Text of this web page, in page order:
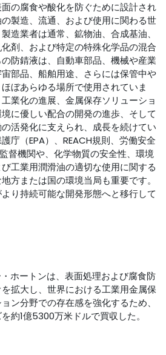
の腐食や酸化を防ぐために設計され
製造、流通、および使用に関わる世
造業者は通常、鉱物油、合成基油、
剤、および特定の特殊化学品の混合
防錆液は、自動車部品、機械や産業
部品、船舶用途、さらには保管中や
ぼあらゆる場所で使用されていま
業化の進展、金属保存ソリューショ
に優しい配合の開発の進歩、そして
活発化に支えられ、成長を続けてい
庁（EPA）、REACH規則、労働安全
督機関や、化学物質の安全性、環境
工業用潤滑油の適切な使用に関する
方または国の環境当局も重要です。
り持続可能な開発形態へと移行して
ホートンは、表面処理および腐食防
拡大し、世界における工業用金属保
ン分野での存在感を強化するため、
約1億5300万米ドルで買収した。